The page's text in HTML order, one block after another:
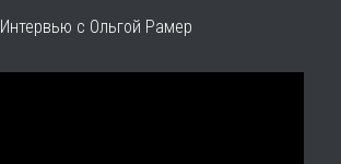
Интервью с Ольгой Рамер